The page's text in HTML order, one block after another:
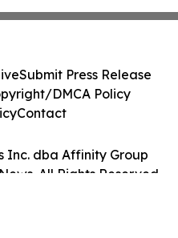
Inc. dba Affinity Group
All Rights Reserved.
Submit Press Release
DMCA Policy
Contact